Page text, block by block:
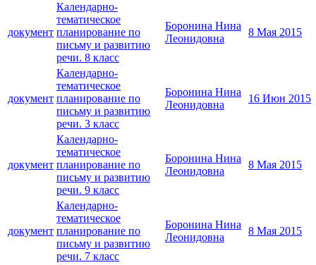
документ
Календарно-
тематическое
планирование по
письму и развитию
речи. 8 класс
Боронина Нина
Леонидовна
8 Мая 2015
документ
Календарно-
тематическое
планирование по
письму и развитию
речи. 3 класс
Боронина Нина
Леонидовна
16 Июн 2015
документ
Календарно-
тематическое
планирование по
письму и развитию
речи. 9 класс
Боронина Нина
Леонидовна
8 Мая 2015
документ
Календарно-
тематическое
планирование по
письму и развитию
речи. 7 класс
Боронина Нина
Леонидовна
8 Мая 2015